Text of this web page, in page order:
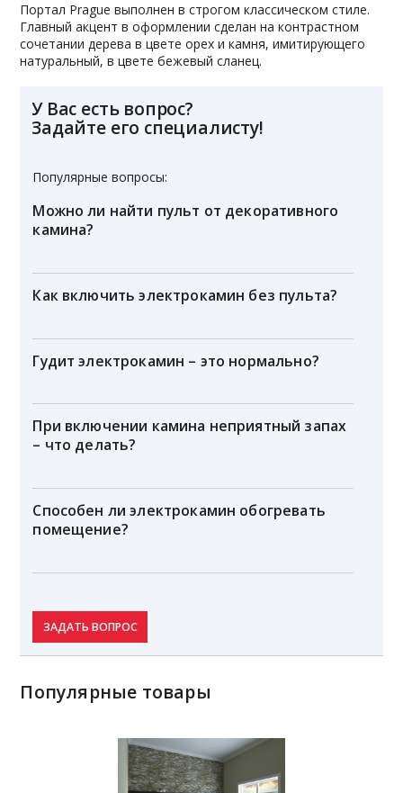
Портал Prague выполнен в строгом классическом стиле.
Главный акцент в оформлении сделан на контрастном
сочетании дерева в цвете орех и камня, имитирующего
натуральный, в цвете бежевый сланец.
У Вас есть вопрос?
Задайте его специалисту!
Популярные вопросы:
Можно ли найти пульт от декоративного
камина?
Как включить электрокамин без пульта?
Гудит электрокамин – это нормально?
При включении камина неприятный запах
– что делать?
Способен ли электрокамин обогревать
помещение?
ЗАДАТЬ ВОПРОС
Популярные товары